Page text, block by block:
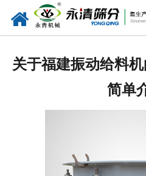
关于福建振动给料
简单